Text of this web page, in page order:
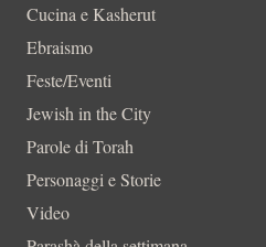
Cucina e Kasherut
Ebraismo
Feste/Eventi
Jewish in the City
Parole di Torah
Personaggi e Storie
Video